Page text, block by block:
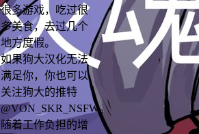
很多游戏，吃过很
多美食，去过几个
地方度假。
如果狗大汉化无法
满足你，你也可以
关注狗大的推特
@VON_SKR_NSFW。
随着工作负担的增